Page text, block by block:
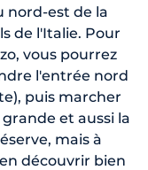
nord-est de la
de l'Italie. Pour
vous pourrez
l'entrée nord
puis marcher
et aussi la
mais à
découvrir bien